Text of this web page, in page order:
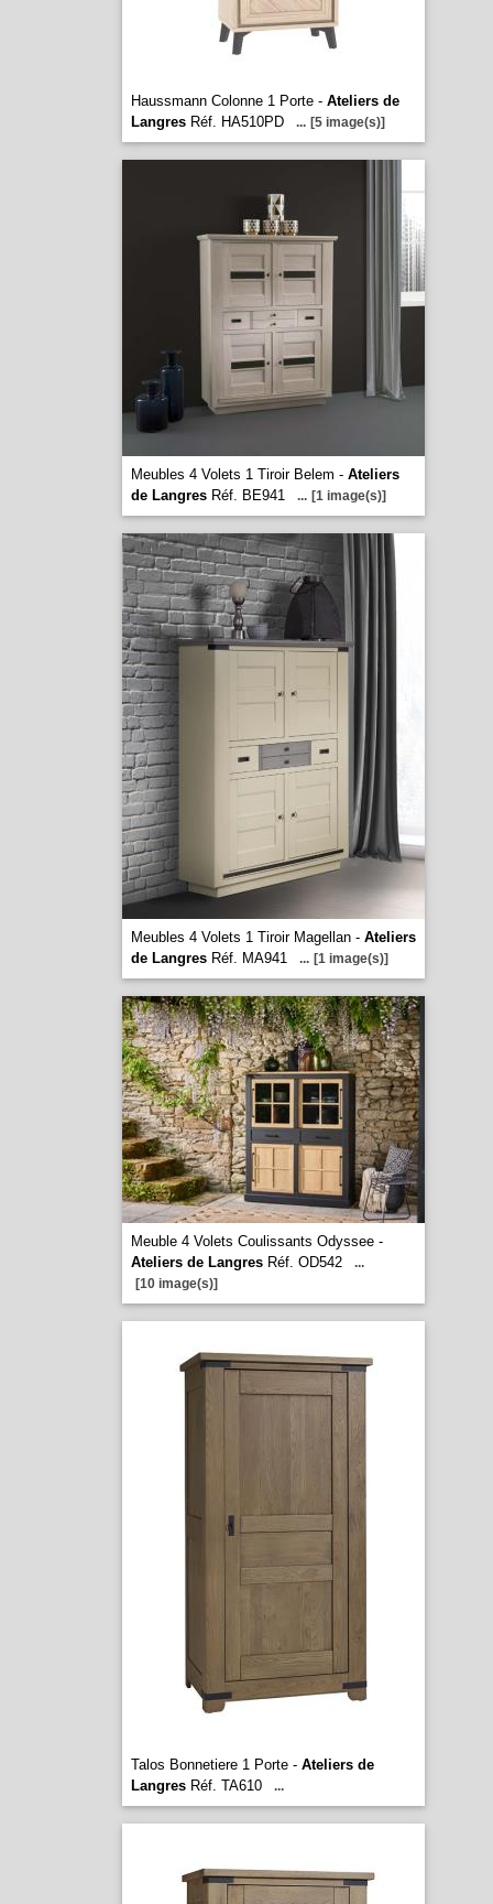
Haussmann Colonne 1 Porte - Ateliers de
LangresRéf. HA510PD ... [5 image(s)]
Meubles 4 Volets 1 Tiroir Belem - Ateliers
de LangresRéf. BE941 ... [1 image(s)]
Meubles 4 Volets 1 Tiroir Magellan - Ateliers
de LangresRéf. MA941 ... [1 image(s)]
Meuble 4 Volets Coulissants Odyssee -
Ateliers de LangresRéf. OD542
...
[10 image(s)]
Talos Bonnetiere 1 Porte - Ateliers de
LangresRéf. TA610 ...